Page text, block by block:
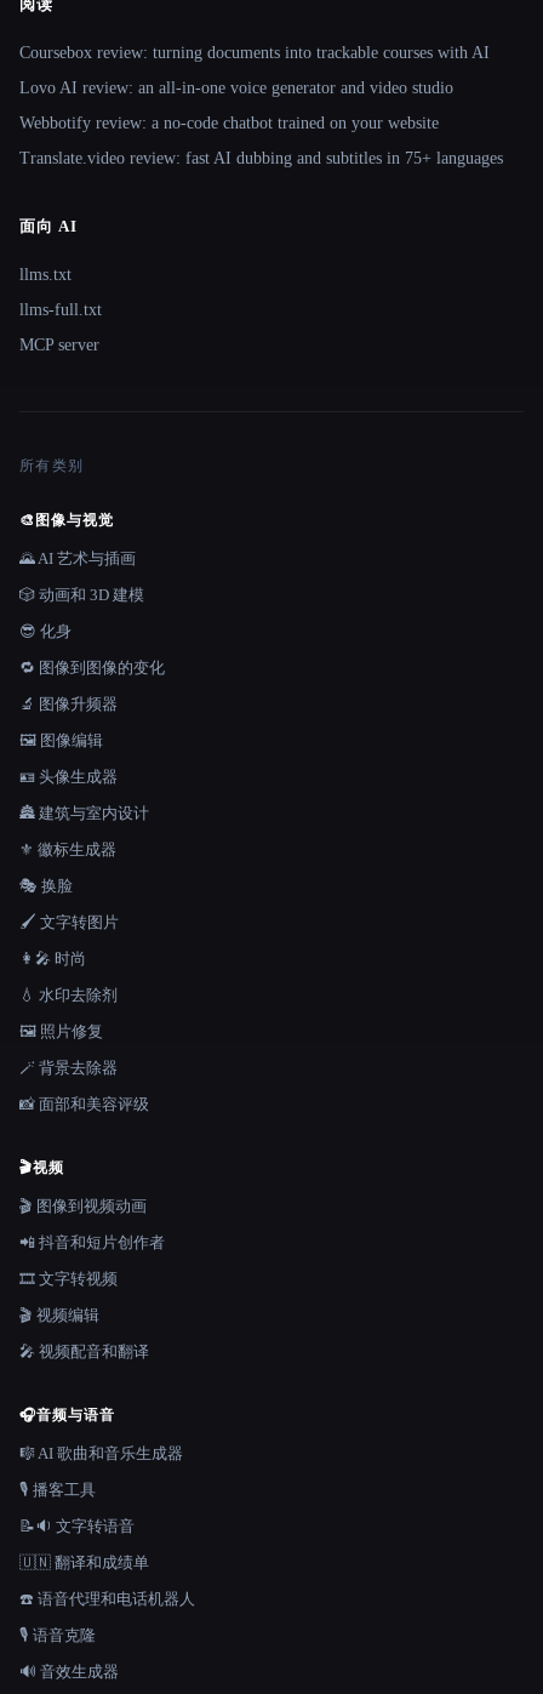
阅读
Coursebox review: turning documents into trackable courses with AI
Lovo AI review: an all-in-one voice generator and video studio
Webbotify review: a no-code chatbot trained on your website
Translate.video review: fast AI dubbing and subtitles in 75+ languages
面向 AI
llms.txt
llms-full.txt
MCP server
所有类别
🎨 图像与视觉
🌄 AI 艺术与插画
🎲 动画和 3D 建模
😎 化身
🔁 图像到图像的变化
🔬 图像升频器
🖼️ 图像编辑
🪪 头像生成器
🏯 建筑与室内设计
⚜️ 徽标生成器
🎭 换脸
🖌️ 文字转图片
👩‍🎤 时尚
💧 水印去除剂
🖼️ 照片修复
🪄 背景去除器
📸 面部和美容评级
🎬视频
🎬 图像到视频动画
📲 抖音和短片创作者
🎞️ 文字转视频
🎬 视频编辑
🎤 视频配音和翻译
🎧音频与语音
🎼 AI 歌曲和音乐生成器
🎙️ 播客工具
📝🔉 文字转语音
🇺🇳 翻译和成绩单
☎️ 语音代理和电话机器人
🎙️ 语音克隆
🔊 音效生成器